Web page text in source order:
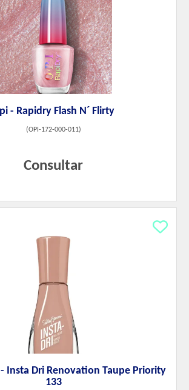
- Rapidry Flash N´ Flirty
(OPI-172-000-011)
Consultar
Insta Dri Renovation Taupe Priority
133